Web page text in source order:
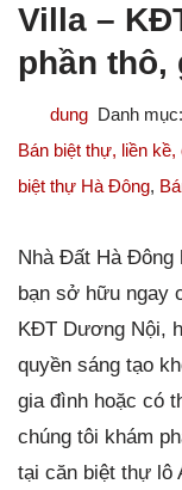
Villa –
phần thô,
dung
Bán biệt thự, liền
biệt thự Hà Đông,
Nhà Đất Hà Đông
bạn sở hữu ngay
KĐT Dương Nội,
quyền sáng tạo
gia đình hoặc có
chúng tôi khám
tại căn biệt thự lô